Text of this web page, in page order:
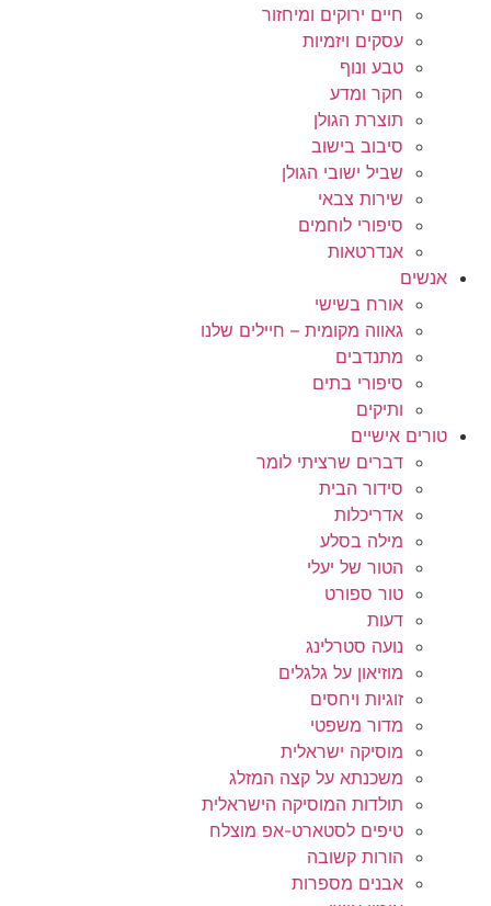
חיים ירוקים ומיחזור
עסקים ויזמיות
טבע ונוף
חקר ומדע
תוצרת הגולן
סיבוב בישוב
שביל ישובי הגולן
שירות צבאי
סיפורי לוחמים
אנדרטאות
אנשים
אורח בשישי
גאווה מקומית – חיילים שלנו
מתנדבים
סיפורי בתים
ותיקים
טורים אישיים
דברים שרציתי לומר
סידור הבית
אדריכלות
מילה בסלע
הטור של יעלי
טור ספורט
דעות
נועה סטרלינג
מוזיאון על גלגלים
זוגיות ויחסים
מדור משפטי
מוסיקה ישראלית
משכנתא על קצה המזלג
תולדות המוסיקה הישראלית
טיפים לסטארט-אפ מוצלח
הורות קשובה
אבנים מספרות